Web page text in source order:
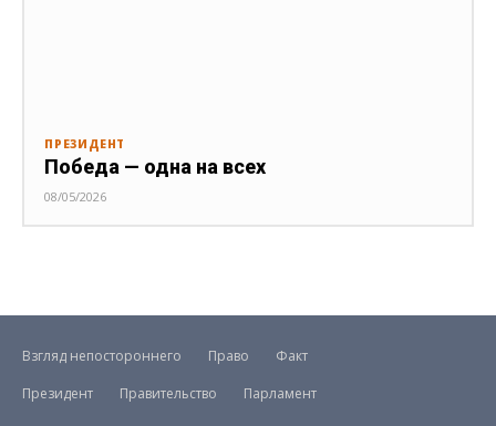
ПРЕЗИДЕНТ
Победа — одна на всех
08/05/2026
Взгляд непостороннего Право
Факт
Президент
Правительство Парламент